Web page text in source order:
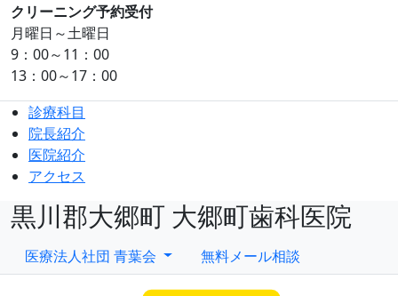
クリーニング予約受付
月曜日～土曜日
9：00～11：00
13：00～17：00
診療科目
院長紹介
医院紹介
アクセス
黒川郡大郷町 大郷町歯科医院
医療法人社団 青葉会 無料メール相談